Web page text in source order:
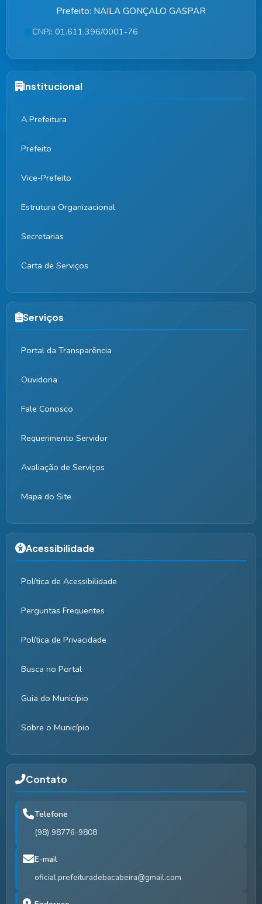
Prefeito: NAILA GONÇALO GASPAR
CNPJ: 01.611.396/0001-76
Institucional
A Prefeitura
Prefeito
Vice-Prefeito
Estrutura Organizacional
Secretarias
Carta de Serviços
Serviços
Portal da Transparência
Ouvidoria
Fale Conosco
Requerimento Servidor
Avaliação de Serviços
Mapa do Site
Acessibilidade
Política de Acessibilidade
Perguntas Frequentes
Política de Privacidade
Busca no Portal
Guia do Município
Sobre o Município
Contato
Telefone
(98) 98776-9808
E-mail
oficial.prefeituradebacabeira@gmail.com